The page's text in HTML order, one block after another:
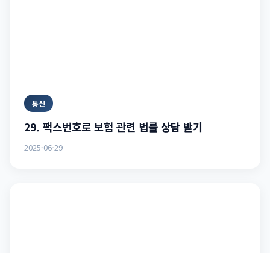
통신
29. 팩스번호로 보험 관련 법률 상담 받기
2025-06-29